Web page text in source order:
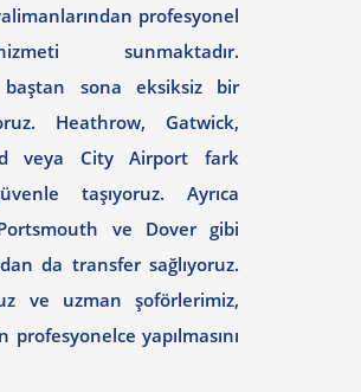
profesyonel
sunmaktadır.
baştan sona eksiksiz bir
Heathrow, Gatwick,
veya City Airport fark
taşıyoruz. Ayrıca
ve Dover gibi
da transfer sağlıyoruz.
ve uzman şoförlerimiz,
yapılmasını